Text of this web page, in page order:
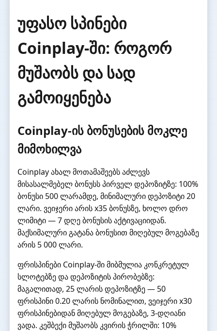
უფასო სპინები
Coinplay-ში: როგორ
მუშაობს და სად
გამოიყენება
Coinplay-ის ბონუსების მოკლე
მიმოხილვა
Coinplay ახალ მოთამაშეებს აძლევს
მისასალმებელ ბონუსს პირველ დეპოზიტზე: 100%
ბონუსი 500 ლარამდე, მინიმალური დეპოზიტი 20
ლარი. ვეიჯერი არის x35 ბონუსზე, ხოლო დრო
ლიმიტი — 7 დღე ბონუსის აქტივაციიდან.
მაქსიმალური გატანა ბონუსით მიღებულ მოგებაზე
არის 5 000 ლარი.
ფრისპინები Coinplay-ში მიბმულია კონკრეტულ
სლოტებზე და დეპოზიტის პირობებზე:
მაგალითად, 25 ლარის დეპოზიტზე — 50
ფრისპინი 0.20 ლარის ნომინალით, ვეიჯერი x30
ფრისპინებიდან მიღებულ მოგებაზე, 3-დღიანი
ვადა. კეშბექი მუშაობს კვირის ჭრილში: 10%